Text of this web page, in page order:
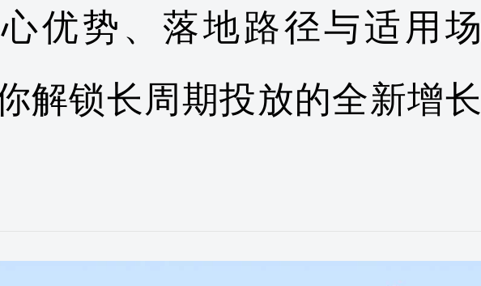
优势、落地路径与适用场
解锁长周期投放的全新增长